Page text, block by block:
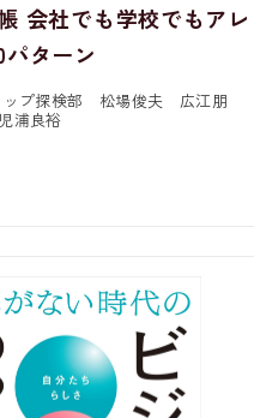
会社でも学校でもアレ
パターン
ップ探検部 松場俊夫 広江朋
良裕